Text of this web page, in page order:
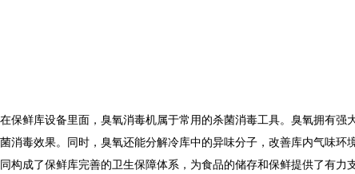
在保鲜库设备里面，臭氧消毒机属于常用的杀菌消毒工具。臭氧拥有
菌消毒效果。同时，臭氧还能分解冷库中的异味分子，改善库内气味环
同构成了保鲜库完善的卫生保障体系，为食品的储存和保鲜提供了有力支